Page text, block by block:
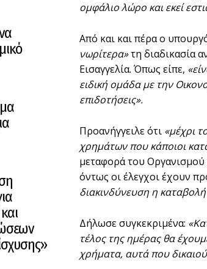
ομφάλιο λώρο και εκεί
Από και και πέρα ο
νωρίτερα»τη διαδικασία
Εισαγγελία. Όπως είπε,
ειδική ομάδα με την
επιδοτήσεις».
Προανήγγειλε ότι «μέχρι
χρημάτων που κάποιοι
μεταφορά του
όντως οι έλεγχοι έχουν
διακινδύνευση η
Δήλωσε συγκεκριμένα:
τέλος της ημέρας θα
χρήματα, αυτά που